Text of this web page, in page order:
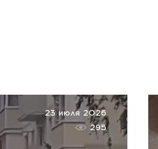
23 июля 2026
295